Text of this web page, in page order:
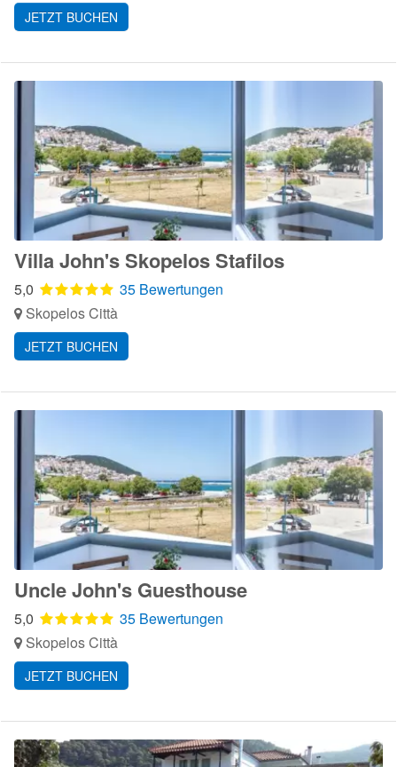
JETZT BUCHEN
Villa John's Skopelos Stafilos
5,0
35 Bewertungen
Skopelos Città
JETZT BUCHEN
Uncle John's Guesthouse
5,0
35 Bewertungen
Skopelos Città
JETZT BUCHEN